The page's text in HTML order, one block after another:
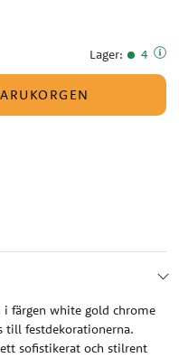
Lager: 4
i färgen white gold chrome
till festdekorationerna.
sofistikerat och stilrent